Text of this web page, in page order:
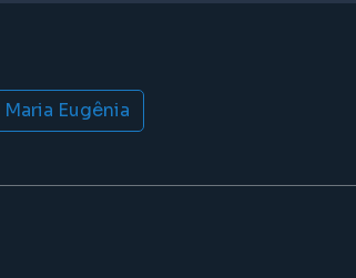
Maria Eugênia